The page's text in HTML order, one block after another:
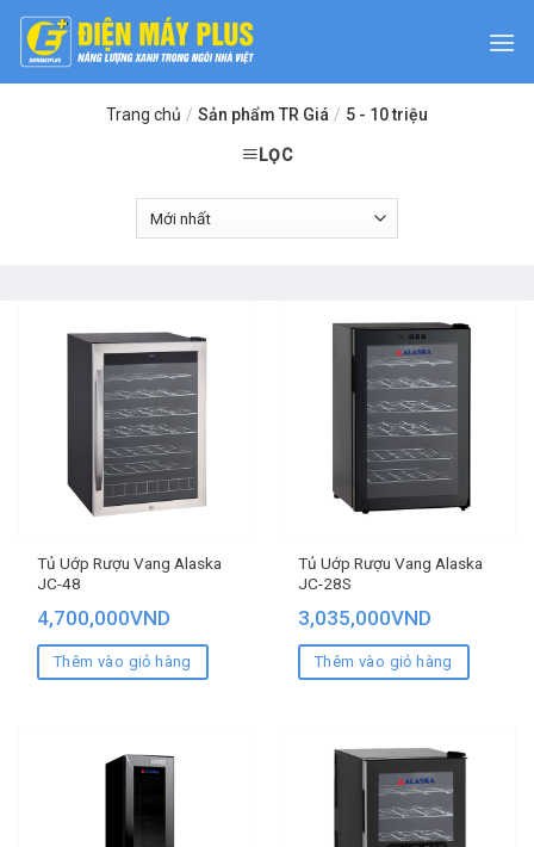
Skip
content
Trang chủ / Sản phẩm TR Giá / 5 - 10 triệu
LỌC
Tủ Uớp Rượu Vang Alaska
JC-48
4,700,000VND
Thêm vào giỏ hàng
Tủ Uớp Rượu Vang Alaska
JC-28S
3,035,000VND
Thêm vào giỏ hàng